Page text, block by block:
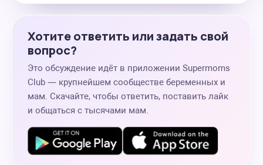
Хотите ответить или задать свой
вопрос?
Это обсуждение идёт в приложении Supermoms
Club — крупнейшем сообществе беременных и
мам. Скачайте, чтобы ответить, поставить лайк
и общаться с тысячами мам.